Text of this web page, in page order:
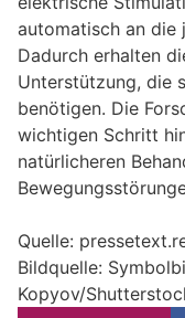
automatisch an die
Dadurch erhalten
Unterstützung, die
benötigen. Die
wichtigen Schritt
natürlicheren
Quelle:
Bildquelle:
Kopyov/